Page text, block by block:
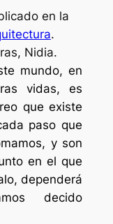
en la
.
Nidia.
mundo, en
vidas, es
que existe
paso que
y son
en el que
dependerá
decido